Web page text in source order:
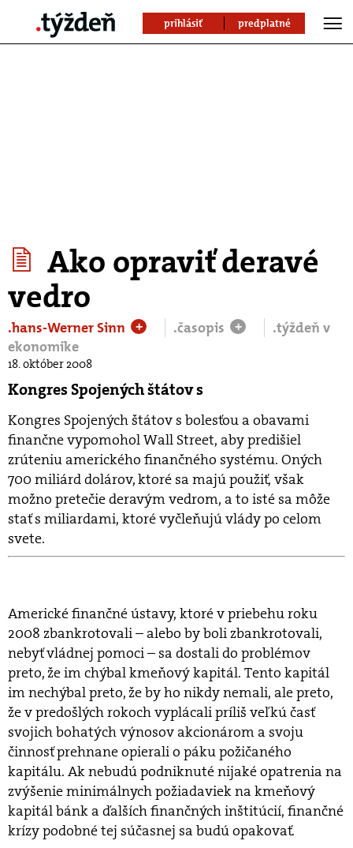
prihlásiť predplatné
Ako opraviť deravé
vedro
.hans-Werner Sinn + .časopis +
.týždeň v
ekonomike
18. október 2008
Kongres Spojených štátov s
Kongres Spojených štátov s bolesťou a obavami
finančne vypomohol Wall Street, aby predišiel
zrúteniu amerického finančného systému. Oných
700 miliárd dolárov, ktoré sa majú použiť, však
možno pretečie deravým vedrom, a to isté sa môže
stať s miliardami, ktoré vyčleňujú vlády po celom
svete.
Americké finančné ústavy, ktoré v priebehu roku
2008 zbankrotovali – alebo by boli zbankrotovali,
nebyť vládnej pomoci – sa dostali do problémov
preto, že im chýbal kmeňový kapitál. Tento kapitál
im nechýbal preto, že by ho nikdy nemali, ale preto,
že v predošlých rokoch vyplácali príliš veľkú časť
svojich bohatých výnosov akcionárom a svoju
činnosť prehnane opierali o páku požičaného
kapitálu. Ak nebudú podniknuté nijaké opatrenia na
zvýšenie minimálnych požiadaviek na kmeňový
kapitál bánk a ďalších finančných inštitúcií, finančné
krízy podobné tej súčasnej sa budú opakovať.